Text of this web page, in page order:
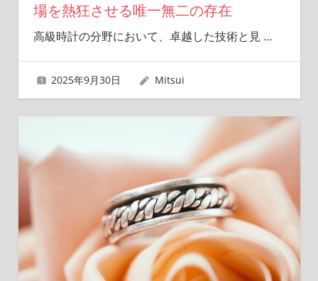
場を熱狂させる唯一無二の存在
高級時計の分野において、卓越した技術と見 …
2025年9月30日 Mitsui